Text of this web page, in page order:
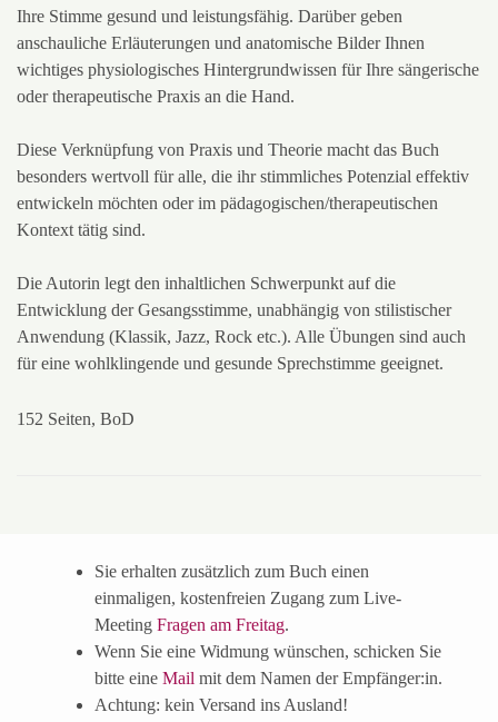
Ihre Stimme gesund und leistungsfähig. Darüber geben
anschauliche Erläuterungen und anatomische Bilder Ihnen
wichtiges physiologisches Hintergrundwissen für Ihre sängerische
oder therapeutische Praxis an die Hand.
Diese Verknüpfung von Praxis und Theorie macht das Buch
besonders wertvoll für alle, die ihr stimmliches Potenzial effektiv
entwickeln möchten oder im pädagogischen/therapeutischen
Kontext tätig sind.
Die Autorin legt den inhaltlichen Schwerpunkt auf die
Entwicklung der Gesangsstimme, unabhängig von stilistischer
Anwendung (Klassik, Jazz, Rock etc.). Alle Übungen sind auch
für eine wohlklingende und gesunde Sprechstimme geeignet.
152 Seiten, BoD
Sie erhalten zusätzlich zum Buch einen
einmaligen, kostenfreien Zugang zum Live-
Meeting Fragen am Freitag.
Wenn Sie eine Widmung wünschen, schicken Sie
bitte eine Mail mit dem Namen der Empfänger:in.
Achtung: kein Versand ins Ausland!